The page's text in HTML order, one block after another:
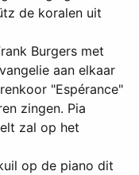
de koralen uit
Burgers met
aan elkaar
"Espérance"
zingen. Pia
zal op het
op de piano dit